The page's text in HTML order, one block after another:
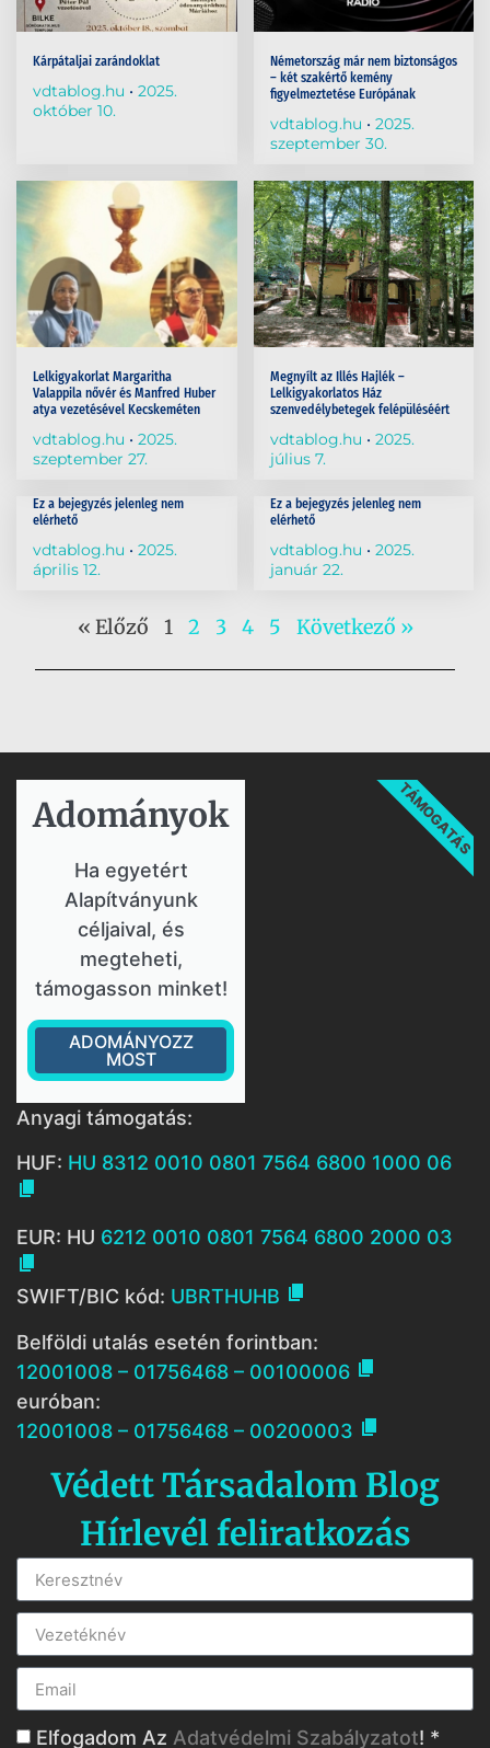
Kárpátaljai zarándoklat
vdtablog.hu
2025.
október 10.
Németország már nem biztonságos
– két szakértő kemény
figyelmeztetése Európának
vdtablog.hu
2025.
szeptember 30.
Lelkigyakorlat Margaritha
Valappila nővér és Manfred Huber
atya vezetésével Kecskeméten
vdtablog.hu
2025.
szeptember 27.
Megnyílt az Illés Hajlék –
Lelkigyakorlatos Ház
szenvedélybetegek felépüléséért
vdtablog.hu
2025.
július 7.
Ez a bejegyzés jelenleg nem
elérhető
vdtablog.hu
2025.
április 12.
Ez a bejegyzés jelenleg nem
elérhető
vdtablog.hu
2025.
január 22.
« Előző 1 2 3 4 5 Következő »
Adományok​
Ha egyetért
Alapítványunk
céljaival, és
megteheti,
támogasson minket!
ADOMÁNYOZZ
MOST
TÁMOGATÁS
Anyagi támogatás:
HUF: HU 8312 0010 0801 7564 6800 1000 06

EUR: HU 6212 0010 0801 7564 6800 2000 03

SWIFT/BIC kód: UBRTHUHB 
Belföldi utalás esetén forintban:
12001008 – 01756468 – 00100006 
euróban:
12001008 – 01756468 – 00200003 
Védett Társadalom Blog
Hírlevél feliratkozás
Elfogadom Az Adatvédelmi Szabályzatot! *